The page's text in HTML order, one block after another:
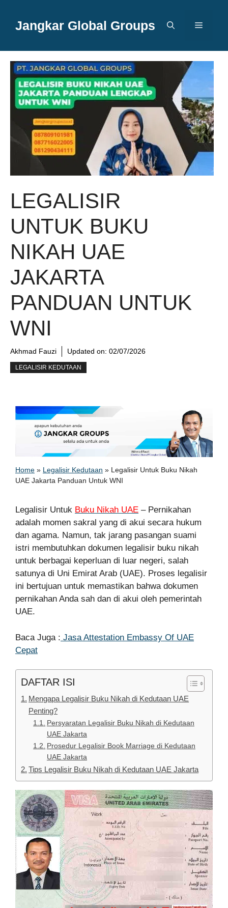
Jangkar Global Groups Menu
LEGALISIR
UNTUK BUKU
NIKAH UAE
JAKARTA
PANDUAN UNTUK
WNI
Akhmad Fauzi Updated on: 02/07/2026
LEGALISIR KEDUTAAN
Home » Legalisir Kedutaan » Legalisir Untuk Buku Nikah
UAE Jakarta Panduan Untuk WNI
Legalisir Untuk Buku Nikah UAE – Pernikahan
adalah momen sakral yang di akui secara hukum
dan agama. Namun, tak jarang pasangan suami
istri membutuhkan dokumen legalisir buku nikah
untuk berbagai keperluan di luar negeri, salah
satunya di Uni Emirat Arab (UAE). Proses legalisir
ini bertujuan untuk memastikan bahwa dokumen
pernikahan Anda sah dan di akui oleh pemerintah
UAE.
Baca Juga : Jasa Attestation Embassy Of UAE
Cepat
DAFTAR ISI
Mengapa Legalisir Buku Nikah di Kedutaan UAE
Penting?
Persyaratan Legalisir Buku Nikah di Kedutaan
UAE Jakarta
Prosedur Legalisir Book Marriage di Kedutaan
UAE Jakarta
Tips Legalisir Buku Nikah di Kedutaan UAE Jakarta